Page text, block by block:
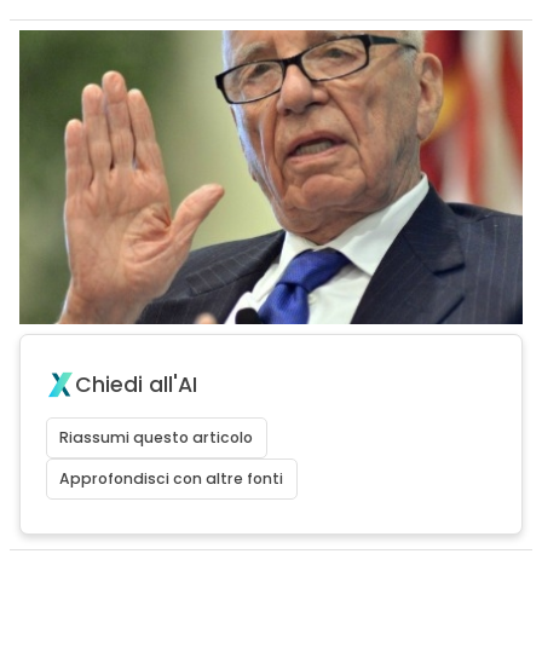
Chiedi all'AI
Riassumi questo articolo
Approfondisci con altre fonti